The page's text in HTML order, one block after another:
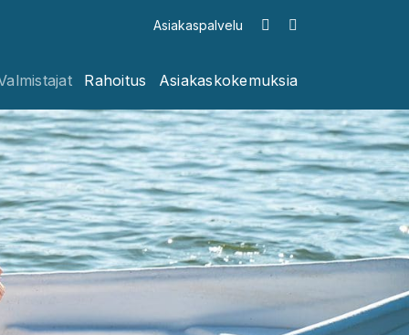
Asiakaspalvelu
Rahoitus Asiakaskokemuksia